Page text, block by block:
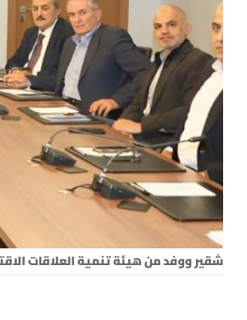
شقير ووفد من هيئة تنمية العلاقات